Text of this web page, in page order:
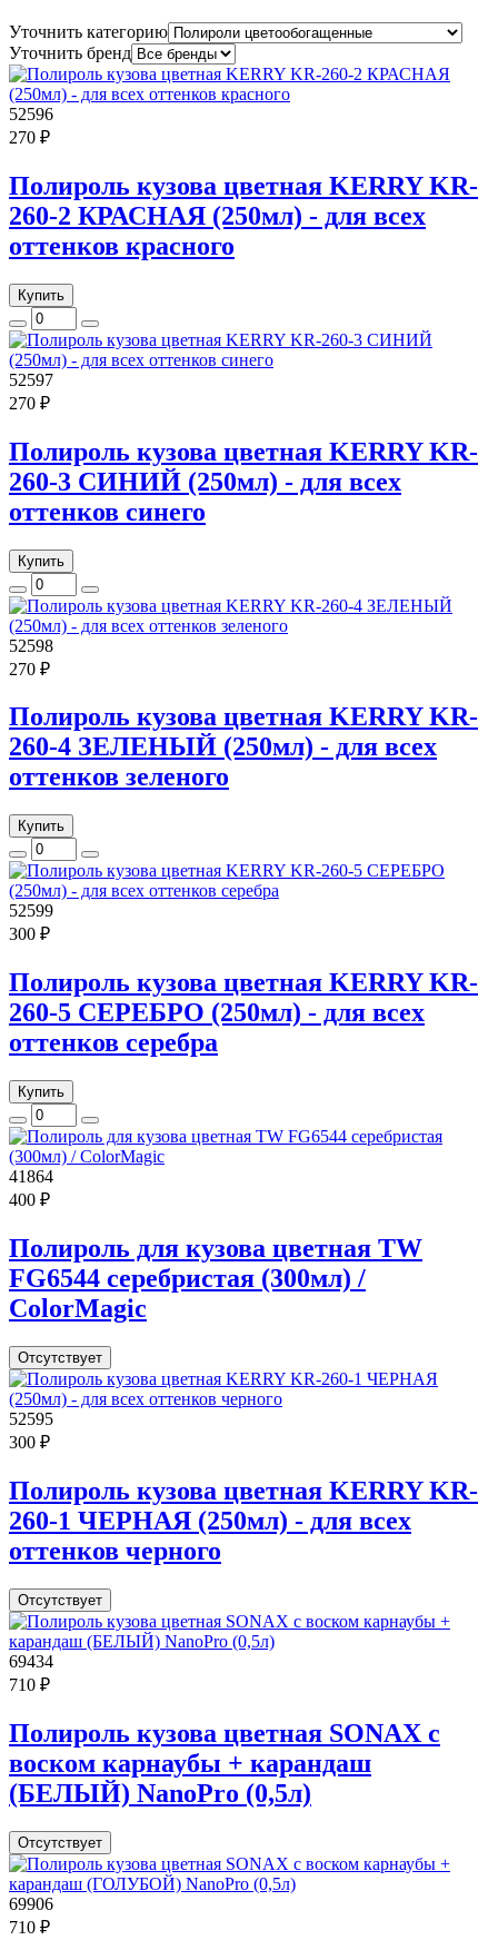
Уточнить категорию
Уточнить бренд
52596
270 ₽
Полироль кузова цветная KERRY KR-
260-2 КРАСНАЯ (250мл) - для всех
оттенков красного
Купить
52597
270 ₽
Полироль кузова цветная KERRY KR-
260-3 СИНИЙ (250мл) - для всех
оттенков синего
Купить
52598
270 ₽
Полироль кузова цветная KERRY KR-
260-4 ЗЕЛЕНЫЙ (250мл) - для всех
оттенков зеленого
Купить
52599
300 ₽
Полироль кузова цветная KERRY KR-
260-5 СЕРЕБРО (250мл) - для всех
оттенков серебра
Купить
41864
400 ₽
Полироль для кузова цветная TW
FG6544 серебристая (300мл) /
ColorMagic
Отсутствует
52595
300 ₽
Полироль кузова цветная KERRY KR-
260-1 ЧЕРНАЯ (250мл) - для всех
оттенков черного
Отсутствует
69434
710 ₽
Полироль кузова цветная SONAX с
воском карнаубы + карандаш
(БЕЛЫЙ) NanoPro (0,5л)
Отсутствует
69906
710 ₽